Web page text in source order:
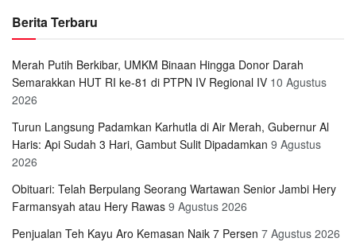
Berita Terbaru
Merah Putih Berkibar, UMKM Binaan Hingga Donor Darah
Semarakkan HUT RI ke-81 di PTPN IV Regional IV 10 Agustus
2026
Turun Langsung Padamkan Karhutla di Air Merah, Gubernur Al
Haris: Api Sudah 3 Hari, Gambut Sulit Dipadamkan 9 Agustus
2026
Obituari: Telah Berpulang Seorang Wartawan Senior Jambi Hery
Farmansyah atau Hery Rawas 9 Agustus 2026
Penjualan Teh Kayu Aro Kemasan Naik 7 Persen 7 Agustus 2026